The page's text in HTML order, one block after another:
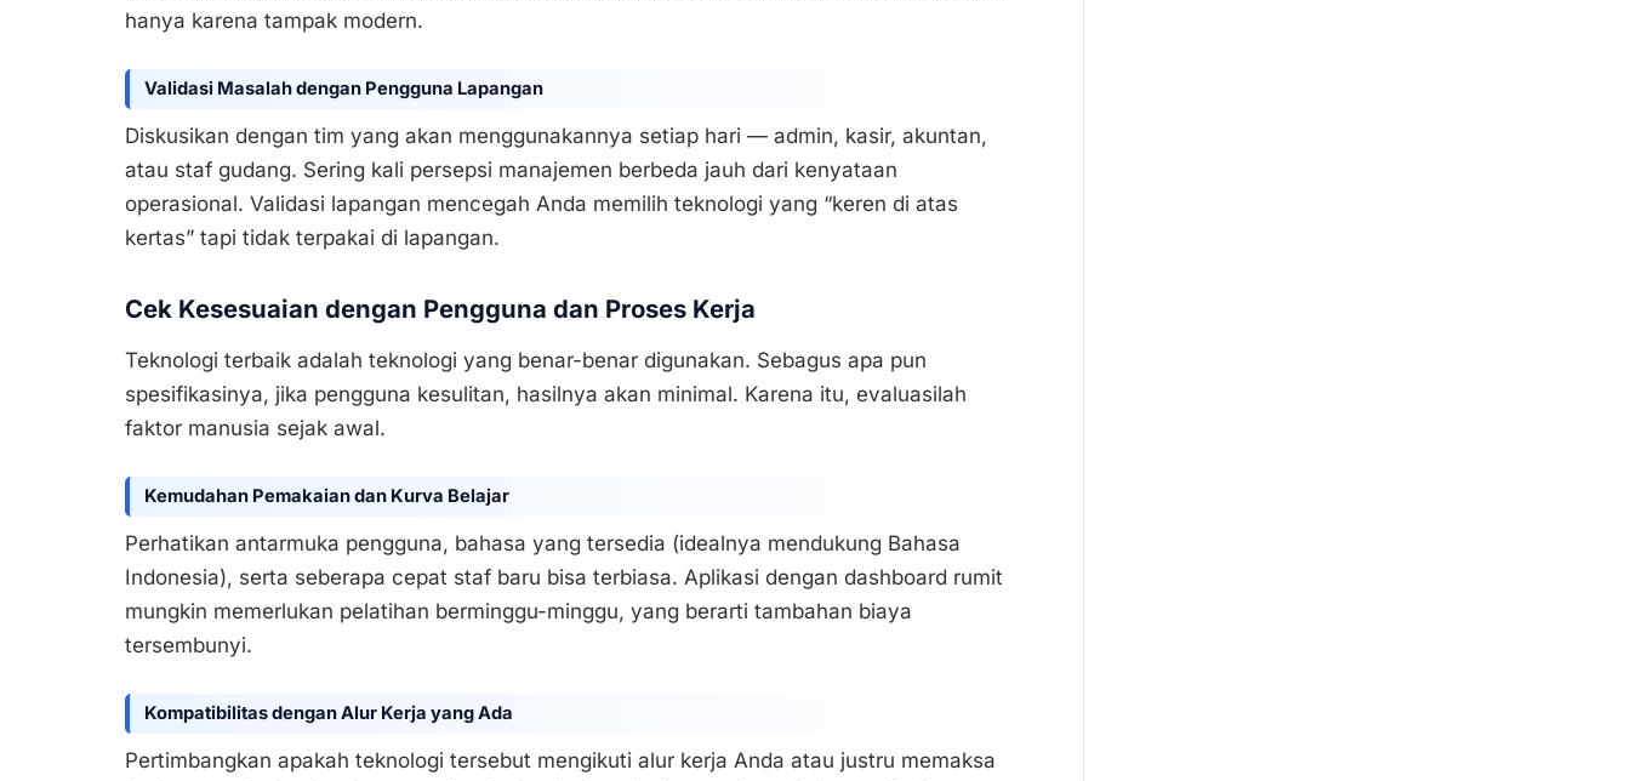
hanya karena tampak modern.
Validasi Masalah dengan Pengguna Lapangan
Diskusikan dengan tim yang akan menggunakannya setiap hari — admin, kasir, akuntan,
atau staf gudang. Sering kali persepsi manajemen berbeda jauh dari kenyataan
operasional. Validasi lapangan mencegah Anda memilih teknologi yang “keren di atas
kertas” tapi tidak terpakai di lapangan.
Cek Kesesuaian dengan Pengguna dan Proses Kerja
Teknologi terbaik adalah teknologi yang benar-benar digunakan. Sebagus apa pun
spesifikasinya, jika pengguna kesulitan, hasilnya akan minimal. Karena itu, evaluasilah
faktor manusia sejak awal.
Kemudahan Pemakaian dan Kurva Belajar
Perhatikan antarmuka pengguna, bahasa yang tersedia (idealnya mendukung Bahasa
Indonesia), serta seberapa cepat staf baru bisa terbiasa. Aplikasi dengan dashboard rumit
mungkin memerlukan pelatihan berminggu-minggu, yang berarti tambahan biaya
tersembunyi.
Kompatibilitas dengan Alur Kerja yang Ada
Pertimbangkan apakah teknologi tersebut mengikuti alur kerja Anda atau justru memaksa